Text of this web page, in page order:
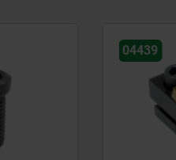
04437